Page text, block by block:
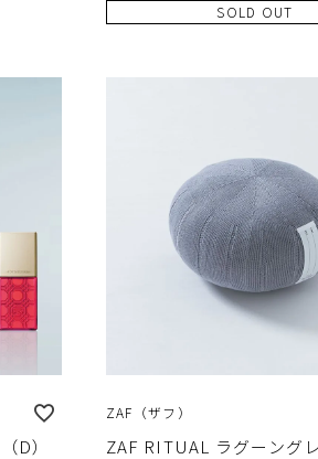
SOLD OUT
D）
ZAF（ザフ）
ZAF RITUAL ラグーング